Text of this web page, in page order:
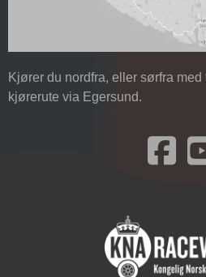
Kjører du nordfra, eller sørfra
kjørerute via Egersund.
Besøk